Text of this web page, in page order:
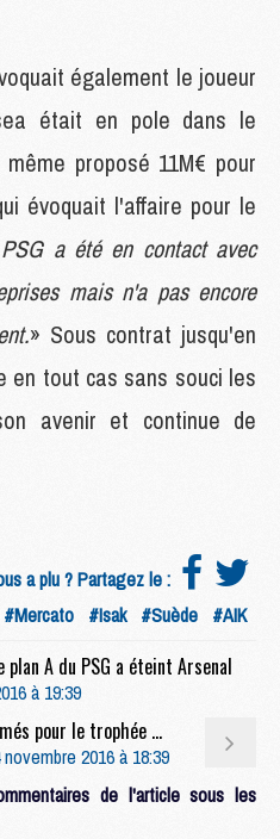
également le joueur
était en pole dans le
proposé 11M€ pour
évoquait l'affaire pour le
a été en contact avec
mais n'a pas encore
» Sous contrat jusqu'en
en tout cas sans souci les
avenir et continue de
a plu ? Partagez le :
#Mercato #Isak #Suède #AIK
A du PSG a éteint Arsenal
à 19:39
Club : Kimpembe et Rabiot nommés pour le trophée de l'Espoir français 2016
2016 à 18:39
de l'article sous les